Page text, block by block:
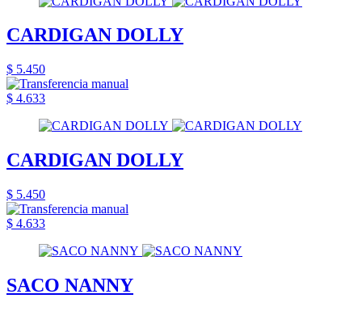
CARDIGAN DOLLY
$ 5.450
$ 4.633
CARDIGAN DOLLY
$ 5.450
$ 4.633
SACO NANNY